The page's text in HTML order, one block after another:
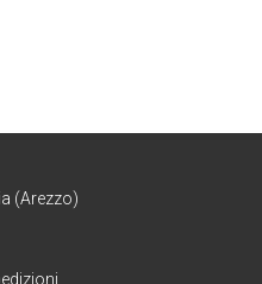
(Arezzo)